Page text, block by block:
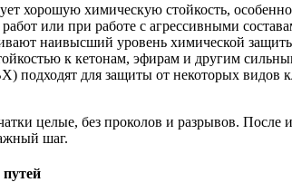
хорошую химическую стойкость,
или при работе с агрессивными
наивысший уровень химической
к кетонам, эфирам и другим
подходят для защиты от некоторых видов
целые, без проколов и разрывов.
шаг.